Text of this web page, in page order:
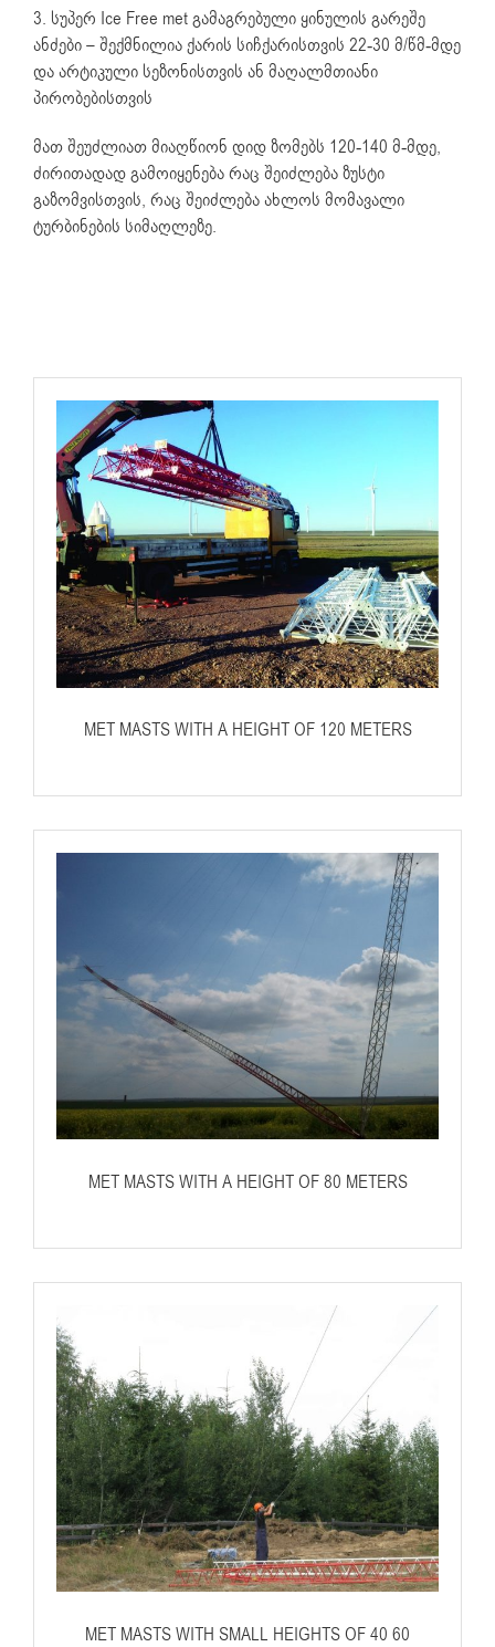
3. სუპერ Ice Free met გამაგრებული ყინულის გარეშე
ანძები – შექმნილია ქარის სიჩქარისთვის 22-30 მ/წმ-მდე
და არტიკული სეზონისთვის ან მაღალმთიანი
პირობებისთვის
მათ შეუძლიათ მიაღწიონ დიდ ზომებს 120-140 მ-მდე,
ძირითადად გამოიყენება რაც შეიძლება ზუსტი
გაზომვისთვის, რაც შეიძლება ახლოს მომავალი
ტურბინების სიმაღლეზე.
MET MASTS WITH A HEIGHT OF 120 METERS
MET MASTS WITH A HEIGHT OF 80 METERS
MET MASTS WITH SMALL HEIGHTS OF 40 60